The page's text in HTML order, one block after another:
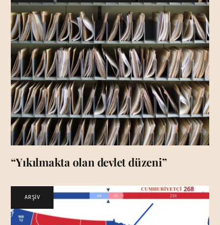
“Yıkılmakta olan devlet düzeni”
ARŞİV